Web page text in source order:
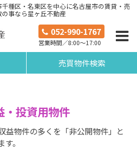
種区・名東区を中心に名古屋市の賃貸・売
事なら星ヶ丘不動産
052-990-1767
営業時間／8:00～17:00
売買物件検索
・投資用物件
益物件の多くを「非公開物件」と
。